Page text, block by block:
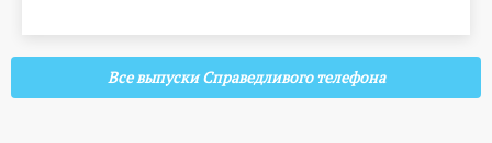
Все выпуски Справедливого телефона